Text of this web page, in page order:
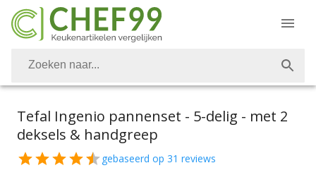
Tefal Ingenio pannenset - 5-delig - met 2
deksels & handgreep
gebaseerd op 31 reviews